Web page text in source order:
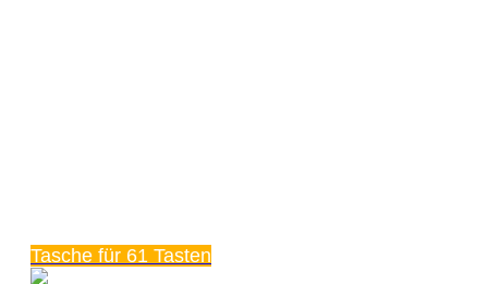
Tasche für 61 Tasten